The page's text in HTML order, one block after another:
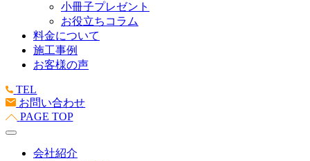
小冊子プレゼント
お役立ちコラム
料金について
施工事例
お客様の声
TEL
お問い合わせ
PAGE TOP
会社紹介